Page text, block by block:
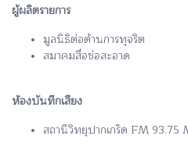
ผู้ผลิตรายการ
มูลนิธิต่อต้านการทุจริต
สมาคมสื่อช่อสะอาด
ห้องบันทึกเสียง
สถานีวิทยุปากเกร็ด FM